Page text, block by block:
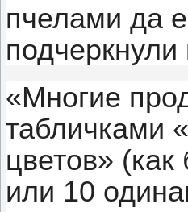
пчелами да
«Многие
табличками
цветов»
или 10